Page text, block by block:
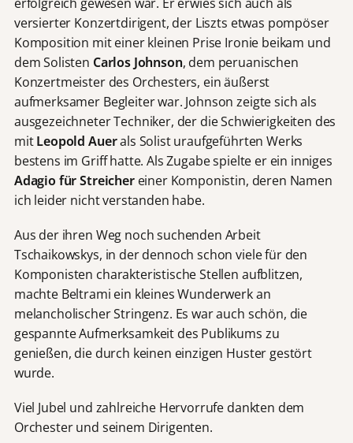
versierter Konzertdirigent, der Liszts etwas pompöser
Komposition mit einer kleinen Prise Ironie beikam und
dem Solisten Carlos Johnson, dem peruanischen
Konzertmeister des Orchesters, ein äußerst
aufmerksamer Begleiter war. Johnson zeigte sich als
ausgezeichneter Techniker, der die Schwierigkeiten des
mitLeopold Auerals Solist uraufgeführten Werks
bestens im Griff hatte. Als Zugabe spielte er ein inniges
Adagio für Streichereiner Komponistin, deren Namen
ich leider nicht verstanden habe.
Aus der ihren Weg noch suchenden Arbeit
Tschaikowskys, in der dennoch schon viele für den
Komponisten charakteristische Stellen aufblitzen,
machte Beltrami ein kleines Wunderwerk an
melancholischer Stringenz. Es war auch schön, die
gespannte Aufmerksamkeit des Publikums zu
genießen, die durch keinen einzigen Huster gestört
wurde.
Viel Jubel und zahlreiche Hervorrufe dankten dem
Orchester und seinem Dirigenten.